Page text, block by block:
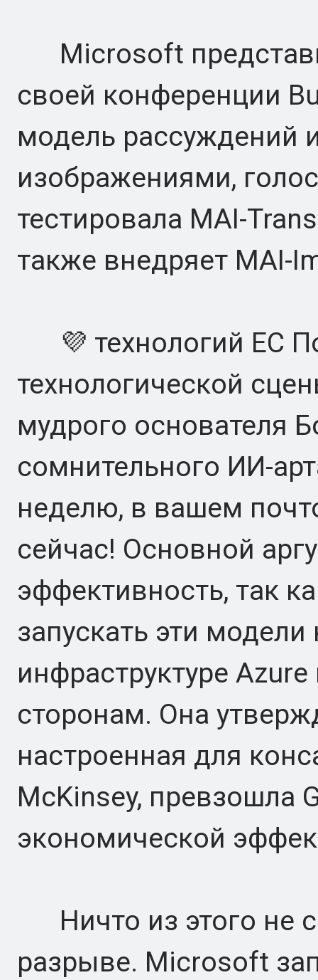
Microsoft
своей конференции
модель рассуждений
изображениями,
тестировала MAI-
также внедряет MAI-
💜 технологий ЕС
технологической
мудрого основателя
сомнительного ИИ-
неделю, в вашем
сейчас! Основной
эффективность, так
запускать эти
инфраструктуре
сторонам. Она
настроенная для
McKinsey, превзошла
экономической
Ничто из этого не
разрыве. Microsoft